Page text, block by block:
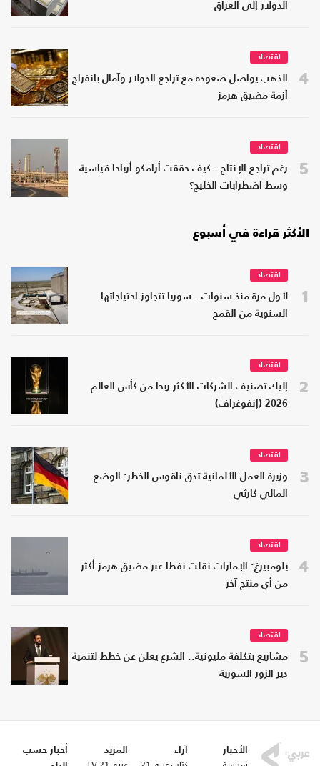
الدولار إلى العراق
4
اقتصاد
الذهب يواصل صعوده مع تراجع الدولار وآمال بانفراج
أزمة مضيق هرمز
5
اقتصاد
رغم تراجع الإنتاج.. كيف حققت أرامكو أرباحا قياسية
وسط اضطرابات الخليج؟
الأكثر قراءة في أسبوع
1
اقتصاد
لأول مرة منذ سنوات.. سوريا تتجاوز احتياجاتها
السنوية من القمح
2
اقتصاد
إليك تصنيف الشركات الأكثر ربحا من كأس العالم
2026 (إنفوغراف)
3
اقتصاد
وزيرة العمل الألمانية تدق ناقوس الخطر: الوضع
المالي كارثي
4
اقتصاد
بلومبيرغ: الإمارات نقلت نفطا عبر مضيق هرمز أكثر
من أي منتج آخر
5
اقتصاد
مشاريع بتكلفة مليونية.. الشرع يعلن عن خطط لتنمية
دير الزور السورية
الأخبار آراء المزيد
أخبار حسب